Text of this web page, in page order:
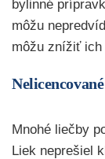
bylinné
môžu
môžu znížiť ich
Mnohé liečby
Liek neprešiel